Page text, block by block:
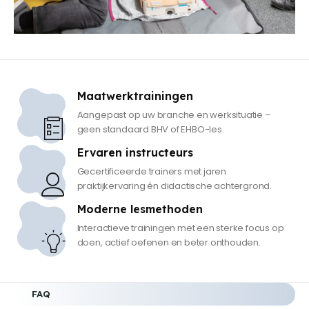
Maatwerktrainingen
Aangepast op uw branche en werksituatie –
geen standaard BHV of EHBO-les.
Ervaren instructeurs
Gecertificeerde trainers met jaren
praktijkervaring én didactische achtergrond.
Moderne lesmethoden
Interactieve trainingen met een sterke focus op
doen, actief oefenen en beter onthouden.
FAQ